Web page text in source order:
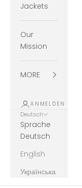
Jackets
Our
Mission
MORE
ANMELDEN
Deutsch
Sprache
Deutsch
English
Українська